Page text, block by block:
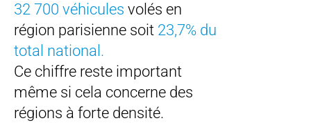
32 700 véhicules volés en
région parisienne soit 23,7% du
total national.
Ce chiffre reste important
même si cela concerne des
régions à forte densité.